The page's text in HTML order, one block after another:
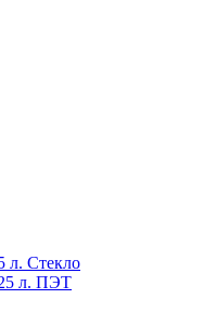
л. Стекло
л. ПЭТ